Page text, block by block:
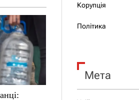
Корупція
Політика
Мета